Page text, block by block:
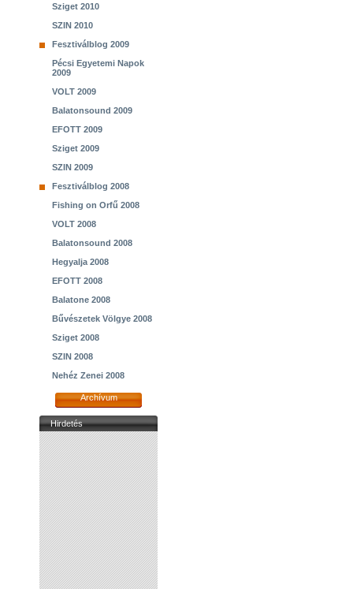
Sziget 2010
SZIN 2010
Fesztiválblog 2009
Pécsi Egyetemi Napok
2009
VOLT 2009
Balatonsound 2009
EFOTT 2009
Sziget 2009
SZIN 2009
Fesztiválblog 2008
Fishing on Orfű 2008
VOLT 2008
Balatonsound 2008
Hegyalja 2008
EFOTT 2008
Balatone 2008
Bűvészetek Völgye 2008
Sziget 2008
SZIN 2008
Nehéz Zenei 2008
Archívum
Hirdetés